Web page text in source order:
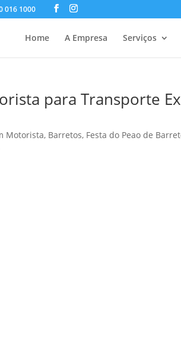
016 1000
Home A Empresa Serviços
para Transporte
Motorista, Barretos, Festa do Peao de